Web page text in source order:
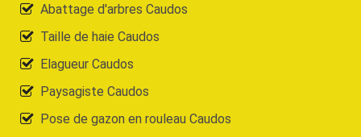
Abattage d'arbres Caudos
Taille de haie Caudos
Elagueur Caudos
Paysagiste Caudos
Pose de gazon en rouleau Caudos